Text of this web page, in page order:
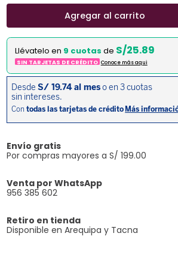
Agregar al carrito
Llévatelo en 9 cuotas de S/25.89
SIN TARJETAS DE CRÉDITO Conoce más aqui
Envío gratis
Por compras mayores a S/ 199.00
Venta por WhatsApp
956 385 602
Retiro en tienda
Disponible en Arequipa y Tacna